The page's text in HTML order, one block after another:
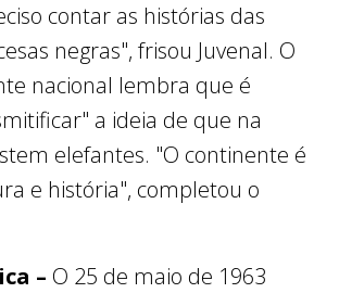
contar as histórias das
negras", frisou Juvenal. O
nacional lembra que é
a ideia de que na
elefantes. "O continente é
e história", completou o
– O 25 de maio de 1963